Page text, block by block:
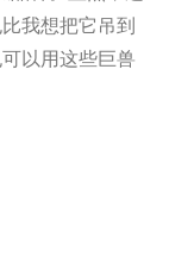
我想把它吊到
以用这些巨兽